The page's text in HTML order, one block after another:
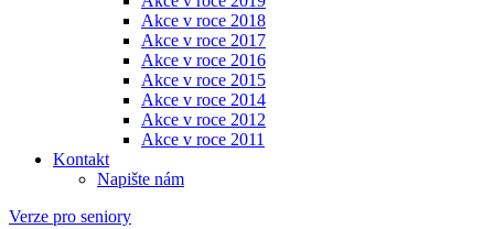
Akce v roce 2018
Akce v roce 2017
Akce v roce 2016
Akce v roce 2015
Akce v roce 2014
Akce v roce 2012
Akce v roce 2011
Kontakt
Napište nám
Verze pro seniory